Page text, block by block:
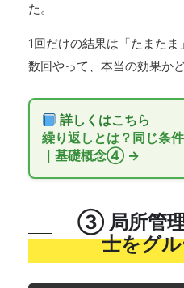
た。
1回だけの結果は「たまた
数回やって、本当の効果か
詳しくはこちら
繰り返しとは？同じ条
｜基礎概念④ →
③ 局所管理
士をグ